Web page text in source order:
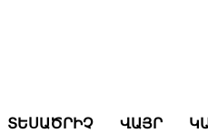
ՏԵՍԱԾՐԻՉ ՎԱՅՐ